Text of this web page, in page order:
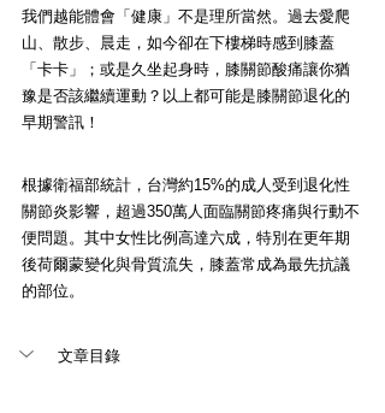
我們越能體會「健康」不是理所當然。過去愛爬
山、散步、晨走，如今卻在下樓梯時感到膝蓋
「卡卡」；或是久坐起身時，膝關節酸痛讓你猶
豫是否該繼續運動？以上都可能是膝關節退化的
早期警訊！
根據衛福部統計，台灣約15%的成人受到退化性
關節炎影響，超過350萬人面臨關節疼痛與行動不
便問題。其中女性比例高達六成，特別在更年期
後荷爾蒙變化與骨質流失，膝蓋常成為最先抗議
的部位。
文章目錄